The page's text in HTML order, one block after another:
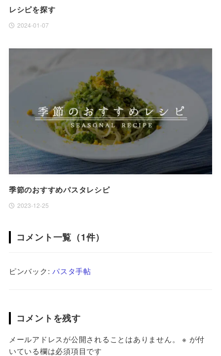
レシピを探す
2024-01-07
季節のおすすめパスタレシピ
2023-12-25
コメント一覧（1件）
ピンバック:パスタ手帖
コメントを残す
メールアドレスが公開されることはありません。 ※ が付
いている欄は必須項目です